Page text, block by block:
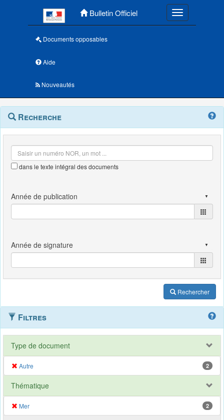
Bulletin Officiel Toggle
Documents opposables
Aide
Nouveautés
Navigation
outils
Menu
contextuel
Recherche
dans le texte intégral des documents
Rechercher
Filtres
Type de document
Autre 2
Thématique
Mer 2